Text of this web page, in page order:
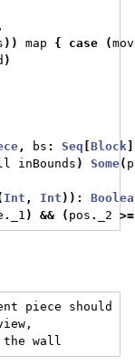
)) map { case (
)
, bs : Seq [Block
inBounds ) Some( p
Int , Int )):
. _1 ) && ( pos . _2 >=
piece should